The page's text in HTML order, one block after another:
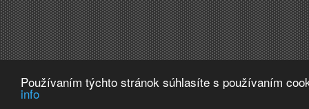
Používaním týchto stránok súhlasíte s používaním
info